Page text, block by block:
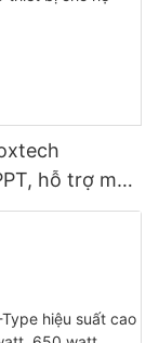
hỗ trợ mắc
quang điện.